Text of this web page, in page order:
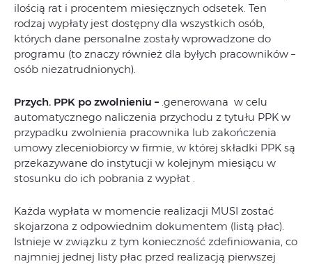
ilością rat i procentem miesięcznych odsetek. Ten
rodzaj wypłaty jest dostępny dla wszystkich osób,
których dane personalne zostały wprowadzone do
programu (to znaczy również dla byłych pracowników –
osób niezatrudnionych).
Przych. PPK po zwolnieniu – .generowana w celu
automatycznego naliczenia przychodu z tytułu PPK w
przypadku zwolnienia pracownika lub zakończenia
umowy zleceniobiorcy w firmie, w której składki PPK są
przekazywane do instytucji w kolejnym miesiącu w
stosunku do ich pobrania z wypłat .
Każda wypłata w momencie realizacji MUSI zostać
skojarzona z odpowiednim dokumentem (listą płac).
Istnieje w związku z tym konieczność zdefiniowania, co
najmniej jednej listy płac przed realizacją pierwszej